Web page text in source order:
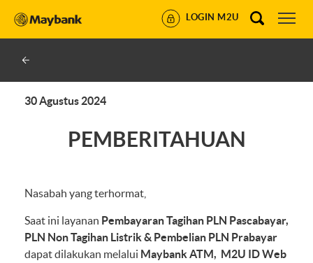
LOGIN M2U
30 Agustus 2024
PEMBERITAHUAN
Nasabah yang terhormat,
Saat ini layanan Pembayaran Tagihan PLN Pascabayar,
PLN Non Tagihan Listrik & Pembelian PLN Prabayar
dapat dilakukan melalui Maybank ATM, M2U ID Web